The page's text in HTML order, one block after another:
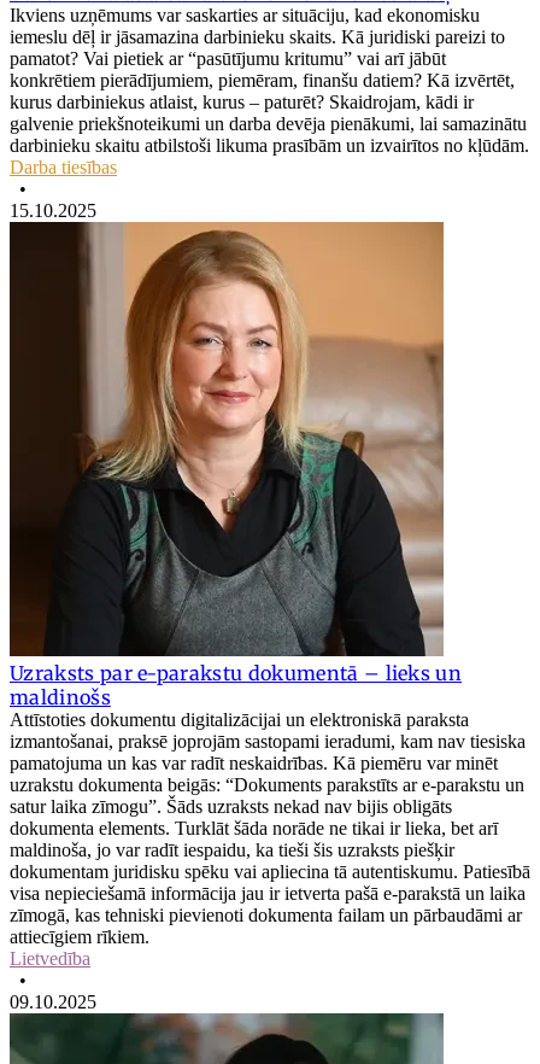
Ikviens uzņēmums var saskarties ar situāciju, kad ekonomisku
iemeslu dēļ ir jāsamazina darbinieku skaits. Kā juridiski pareizi to
pamatot? Vai pietiek ar “pasūtījumu kritumu” vai arī jābūt
konkrētiem pierādījumiem, piemēram, finanšu datiem? Kā izvērtēt,
kurus darbiniekus atlaist, kurus – paturēt? Skaidrojam, kādi ir
galvenie priekšnoteikumi un darba devēja pienākumi, lai samazinātu
darbinieku skaitu atbilstoši likuma prasībām un izvairītos no kļūdām.
Darba tiesības
•
15.10.2025
Uzraksts par e-parakstu dokumentā – lieks un
maldinošs
Attīstoties dokumentu digitalizācijai un elektroniskā paraksta
izmantošanai, praksē joprojām sastopami ieradumi, kam nav tiesiska
pamatojuma un kas var radīt neskaidrības. Kā piemēru var minēt
uzrakstu dokumenta beigās: “Dokuments parakstīts ar e-parakstu un
satur laika zīmogu”. Šāds uzraksts nekad nav bijis obligāts
dokumenta elements. Turklāt šāda norāde ne tikai ir lieka, bet arī
maldinoša, jo var radīt iespaidu, ka tieši šis uzraksts piešķir
dokumentam juridisku spēku vai apliecina tā autentiskumu. Patiesībā
visa nepieciešamā informācija jau ir ietverta pašā e-parakstā un laika
zīmogā, kas tehniski pievienoti dokumenta failam un pārbaudāmi ar
attiecīgiem rīkiem.
Lietvedība
•
09.10.2025